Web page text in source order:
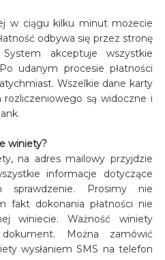
w ciągu kilku minut możecie
odbywa się przez stronę
akceptuje wszystkie
udanym procesie płatności
Wszelkie dane karty
są widoczne i
winiety?
na adres mailowy przyjdzie
informacje dotyczące
Prosimy nie
fakt dokonania płatności nie
winiecie. Ważność winiety
Można zamówić
wysłaniem SMS na telefon